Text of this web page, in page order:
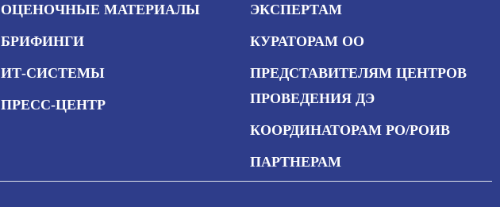
ОЦЕНОЧНЫЕ МАТЕРИАЛЫ
БРИФИНГИ
ИТ-СИСТЕМЫ
ПРЕСС-ЦЕНТР
ЭКСПЕРТАМ
КУРАТОРАМ ОО
ПРЕДСТАВИТЕЛЯМ ЦЕНТРОВ
ПРОВЕДЕНИЯ ДЭ
КООРДИНАТОРАМ РО/РОИВ
ПАРТНЕРАМ